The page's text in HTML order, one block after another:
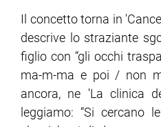
Il concetto torna in
descrive lo straziante
figlio con “gli occhi
ma-m-ma e poi / non
ancora, ne 'La clinica
leggiamo: “Si cercano